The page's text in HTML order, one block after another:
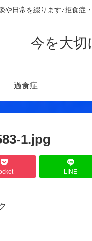
や日常を綴ります♪拒食症
今を大切
過食症
1.jpg
LINE